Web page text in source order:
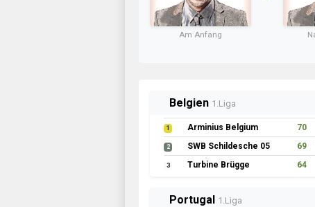
Am Anfang
Belgien 1.Liga
1 Arminius Belgium 70
2 SWB Schildesche 05 69
3 Turbine Brügge 64
Portugal 1.Liga